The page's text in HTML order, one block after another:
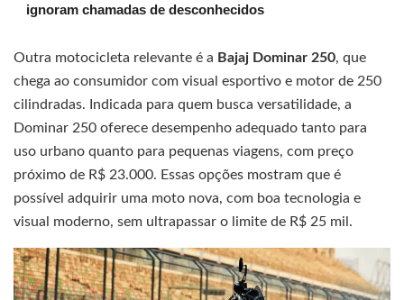
ignoram chamadas de desconhecidos
Outra motocicleta relevante é a Bajaj Dominar 250, que
chega ao consumidor com visual esportivo e motor de 250
cilindradas. Indicada para quem busca versatilidade, a
Dominar 250 oferece desempenho adequado tanto para
uso urbano quanto para pequenas viagens, com preço
próximo de R$ 23.000. Essas opções mostram que é
possível adquirir uma moto nova, com boa tecnologia e
visual moderno, sem ultrapassar o limite de R$ 25 mil.